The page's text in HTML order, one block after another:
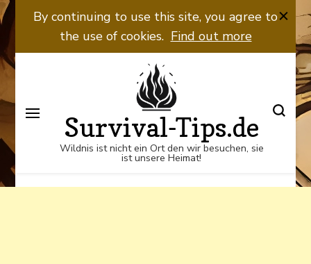
Wildnis ist nicht ein Ort den wir
besuchen, sie ist unsere Heimat!
By continuing to use this site, you agree to
the use of cookies. Find out more
Survival-Tips.de
Wildnis ist nicht ein Ort den wir besuchen, sie
ist unsere Heimat!